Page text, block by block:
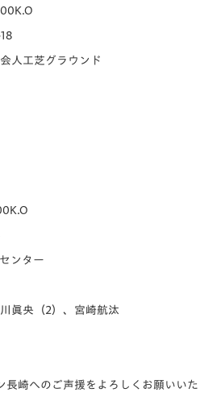
人工芝グラウンド
ンター
眞央（2）、宮崎航汰
長崎へのご声援をよろしくお願いいた